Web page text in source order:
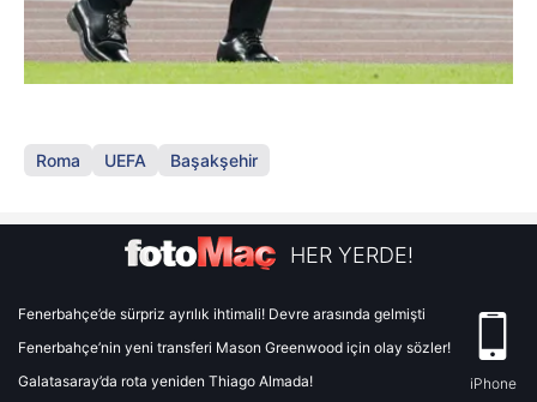
Roma UEFA Başakşehir
HER YERDE!
Fenerbahçe’de sürpriz ayrılık ihtimali! Devre arasında gelmişti
Fenerbahçe’nin yeni transferi Mason Greenwood için olay sözler!
Galatasaray’da rota yeniden Thiago Almada!
iPhone